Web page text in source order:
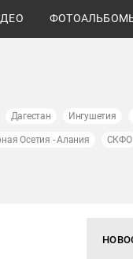
Дагестан Ингушетия
Осетия - Алания СКФО